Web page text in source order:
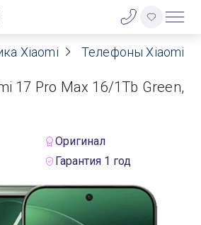
Xiaomi Телефоны Xiaomi
17 Pro Max 16/1Tb Green,
Оригинал
Гарантия 1 год